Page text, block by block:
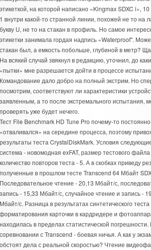
на которой написано «Kingmax SDXC i»,
внутри какой-то странной линии, похожей не то на
U, не то на стакан в профиль. Но самое
занимала гордая надпись «Waterproof".
был, а емкость побольше, глубиной в метр?
всякий случай звякнул в редакцию, уточнил, до
мне разрешается дойти в процессе
дало добро на полный экстрим. Но
соответствуют ли характеристики
а то после экстремального испытания,
уже будет нечего.
File Benchmark HD Tune Pro почему-то постоянно
на середине процесса, поэтому
теста CrystalDiskMark. Условия
- новомодная exFAT, размер тестового
повторов теста - 5. А в скобках приведу
в прошлом тесте Transcend 64 Мбайт
чтение - 20,13 Мбайт/с,
- 15,33 Мбайт/с, случайное чтение и запись -
с. Разница в результатах синтетического
карточки в кардридере и
в пределах статистической погрешности.
с Transcend - боевая ничья. А как у
дела с реальной скоростью? Чтение